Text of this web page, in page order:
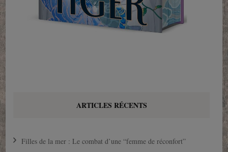
ARTICLES RÉCENTS
Filles de la mer : Le combat d’une “femme de réconfort”